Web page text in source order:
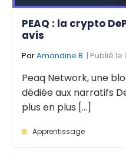
PEAQ : la crypto
avis
ParAmandine B. | Publié le
Peaq Network, une
dédiée aux narratifs
plus en plus [...]
Apprentissage